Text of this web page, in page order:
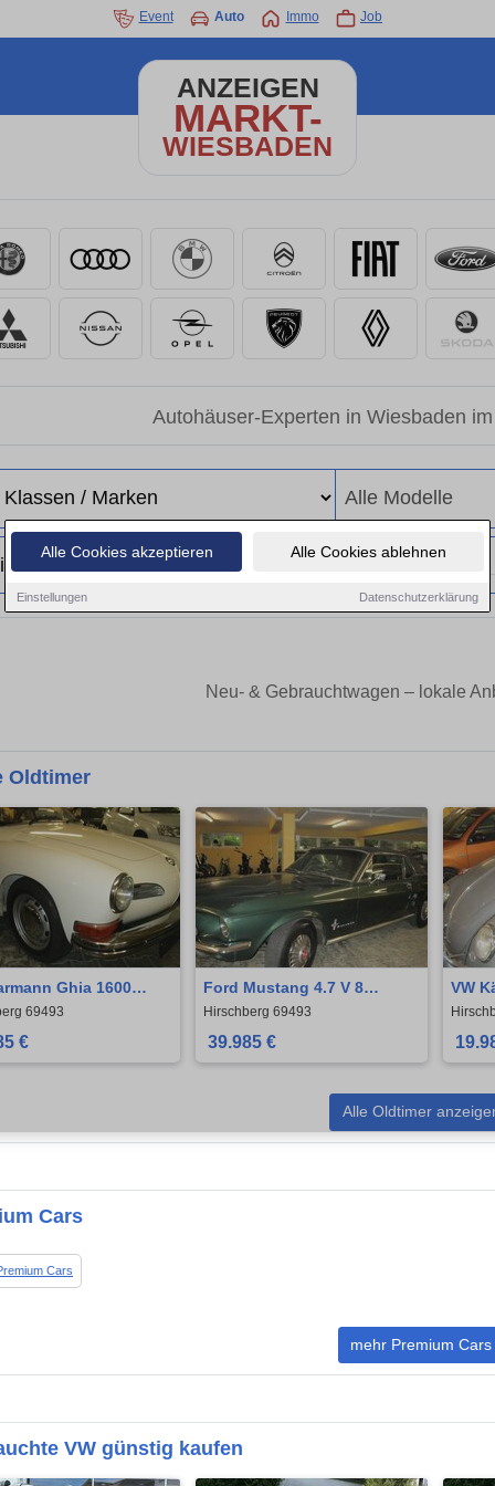
Alle Cookies akzeptieren Alle Cookies ablehnen
Einstellungen Datenschutzerklärung
Event Auto Immo Job
ANZEIGEN
MARKT-
WIESBADEN
Autohäuser-Experten in Wiesbaden
Neu- & Gebrauchtwagen – lokale
Oldtimer
Ghia 1600
69493
€
Ford Mustang 4.7 V 8
Modelljahr 1967
Hirschberg 69493
39.985 €
VW
Alle Oldtimer
Cars
Cars
mehr Premium Cars
VW günstig kaufen